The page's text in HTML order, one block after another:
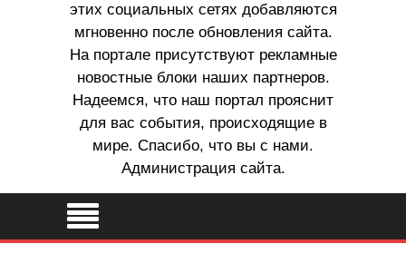
этих социальных сетях добавляются
мгновенно после обновления сайта.
На портале присутствуют рекламные
новостные блоки наших партнеров.
Надеемся, что наш портал прояснит
для вас события, происходящие в
мире. Спасибо, что вы с нами.
Администрация сайта.